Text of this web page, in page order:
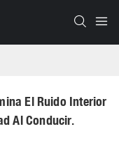
El Ruido Interior
Al Conducir.